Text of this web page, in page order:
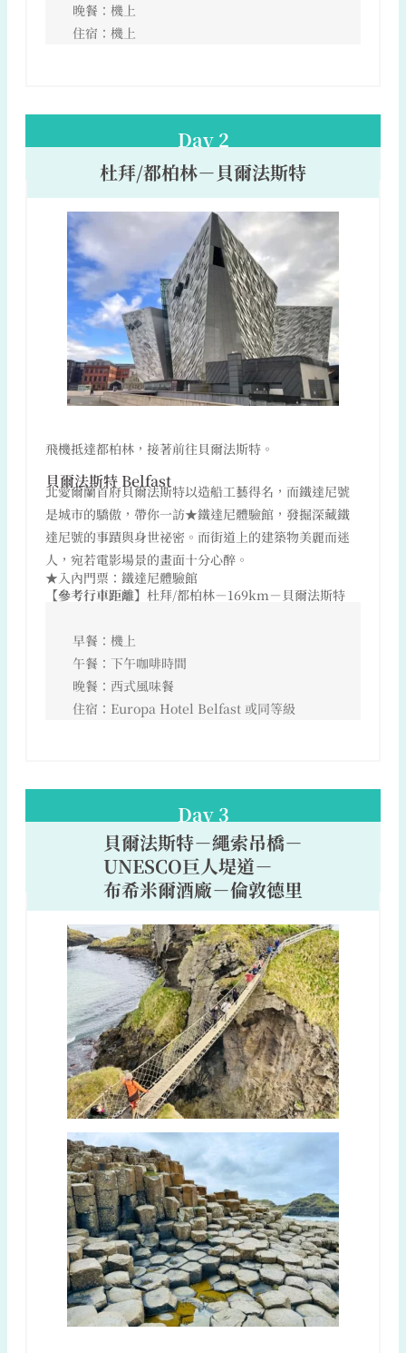
晚餐：機上
住宿：機上
Day 2
杜拜/都柏林－貝爾法斯特
飛機抵達都柏林，接著前往貝爾法斯特。
貝爾法斯特 Belfast
北愛爾蘭首府貝爾法斯特以造船工藝得名，而鐵達尼號
是城市的驕傲，帶你一訪★鐵達尼體驗館，發掘深藏鐵
達尼號的事蹟與身世祕密。而街道上的建築物美麗而迷
人，宛若電影場景的畫面十分心醉。
★入內門票：鐵達尼體驗館
【參考行車距離】 杜拜/都柏林－169km－貝爾法斯特
早餐：機上
午餐：下午咖啡時間
晚餐：西式風味餐
住宿：Europa Hotel Belfast 或同等級
Day 3
貝爾法斯特－繩索吊橋－
UNESCO巨人堤道－
布希米爾酒廠－倫敦德里